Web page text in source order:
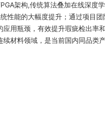
架构,传统算法叠加在线深度
性能的大幅度提升；通过项目
应用瓶颈，有效提升瑕疵检出率
续材料领域，是当前国内同品类